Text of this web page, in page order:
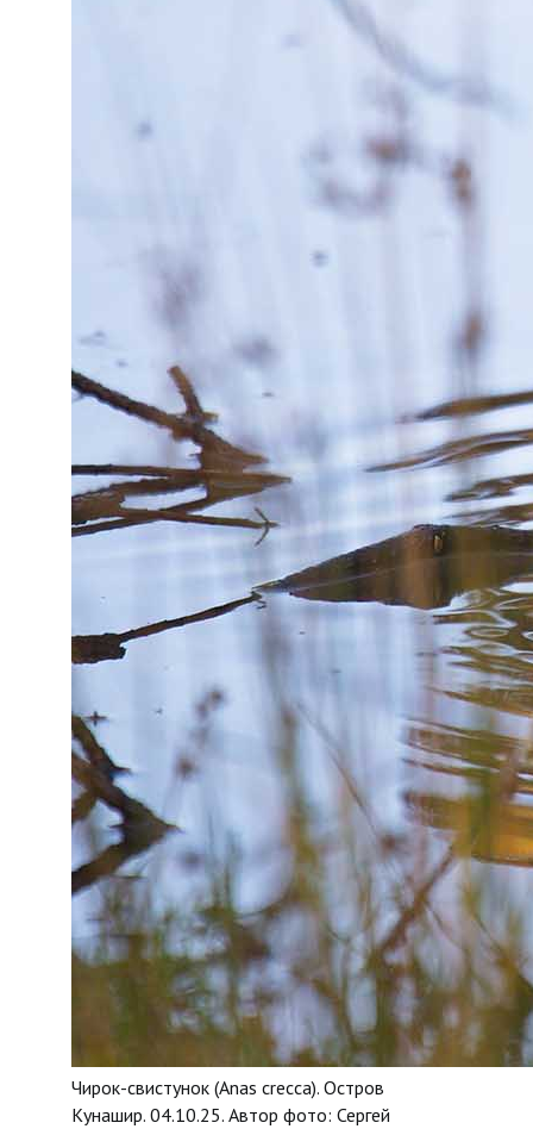
Чирок-свистунок (Anas crecca). Остров
Кунашир. 04.10.25. Автор фото: Сергей